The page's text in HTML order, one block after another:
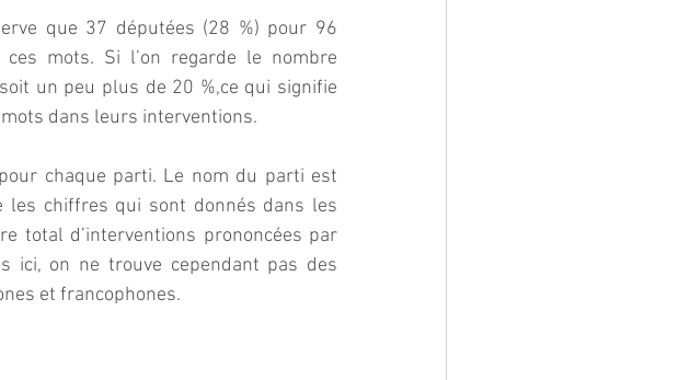
que 37 députées (28 %) pour 96
mots. Si l’on regarde le nombre
un peu plus de 20 %,ce qui signifie
dans leurs interventions.
chaque parti. Le nom du parti est
chiffres qui sont donnés dans les
total d’interventions prononcées par
ici, on ne trouve cependant pas des
et francophones.